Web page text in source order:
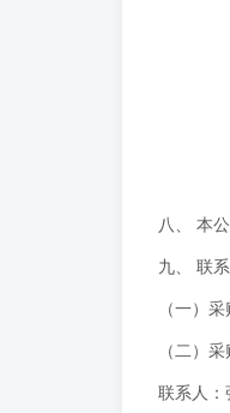
八、 本
九、 联系
（一）
（二）
联系人